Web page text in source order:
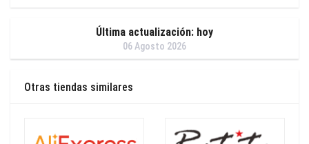
Última actualización: hoy
06 Agosto 2026
Otras tiendas similares